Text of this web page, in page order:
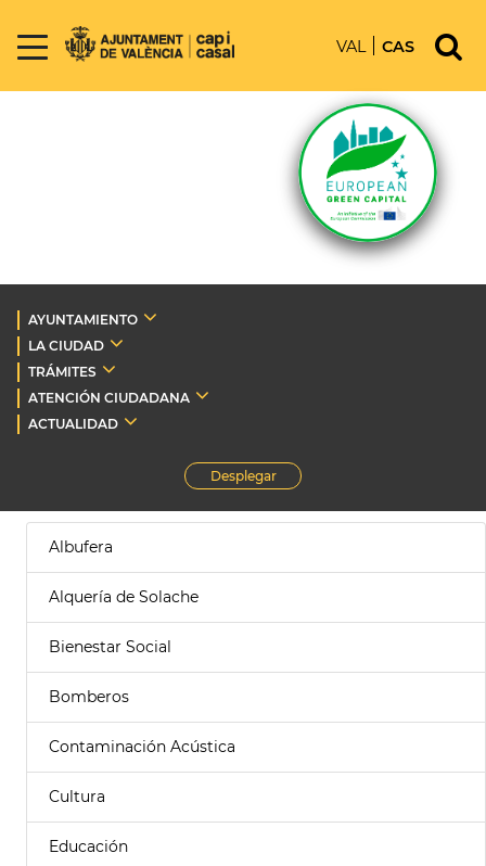
VAL CAS
AYUNTAMIENTO
LA CIUDAD
TRÁMITES
ATENCIÓN CIUDADANA
ACTUALIDAD
Desplegar
Albufera
Alquería de Solache
Bienestar Social
Bomberos
Contaminación Acústica
Cultura
Educación